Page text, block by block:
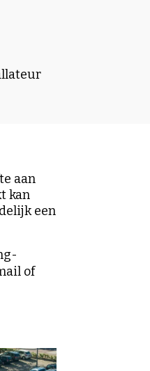
aan
kan
een
of